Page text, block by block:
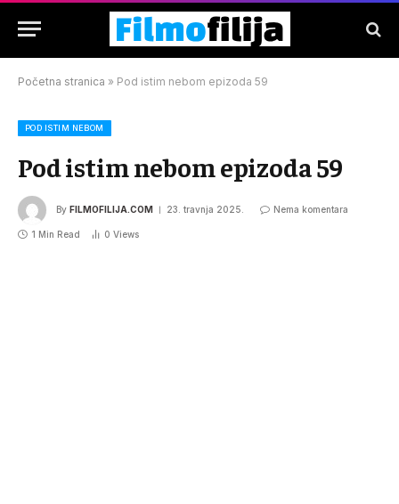
Početna stranica » Pod istim nebom epizoda 59
POD ISTIM NEBOM
Pod istim nebom epizoda 59
By FILMOFILIJA.COM 23. travnja 2025. Nema komentara
1 Min Read 0 Views